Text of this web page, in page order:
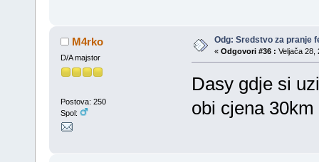
M4rko
D/A majstor
Postova: 250
Spol:
Odg: Sredstvo za pranje
« Odgovori #36 : Veljača 28,
Dasy gdje si
obi cjena 30km